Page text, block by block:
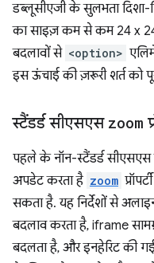
डब्लूसीएजी के सुलभता दिशा-
का साइज़ कम से कम 24 x 24
बदलावों से <option>
इस ऊंचाई की ज़रूरी शर्त को
स्टैंडर्ड सीएसएस zoom
पहले के नॉन-स्टैंडर्ड सीएसएस
अपडेट करता है zoom
सकता है. यह निर्देशों से
बदलाव करता है, iframe
बदलता है, और इनहेरिट की गई